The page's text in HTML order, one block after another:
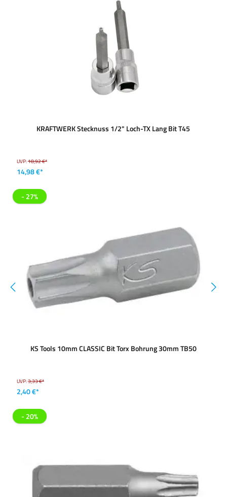
KRAFTWERK Stecknuss 1/2" Loch-TX Lang Bit T45
UVP:18,92 €*
14,98 €*
- 27%
KS Tools 10mm CLASSIC Bit Torx Bohrung 30mm TB50
UVP:3,33 €*
2,40 €*
- 20%